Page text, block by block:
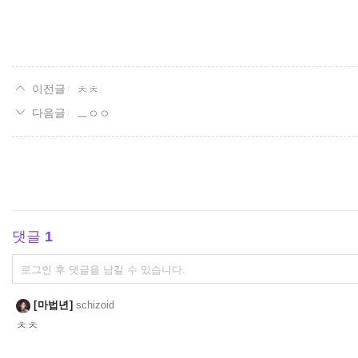
ㅊㅊ
ㅡㅇㅇ
댓글 1
댓
글
쓰
기
마법년 schizoid
ㅊㅊ